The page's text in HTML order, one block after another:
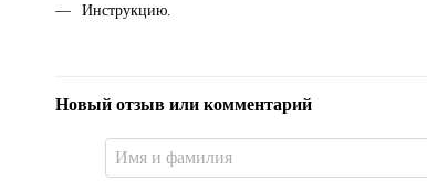
Инструкцию.
Новый отзыв или комментарий